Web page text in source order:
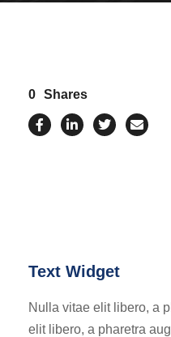
0 Shares
Text Widget
Nulla vitae elit libero, a
elit libero, a pharetra